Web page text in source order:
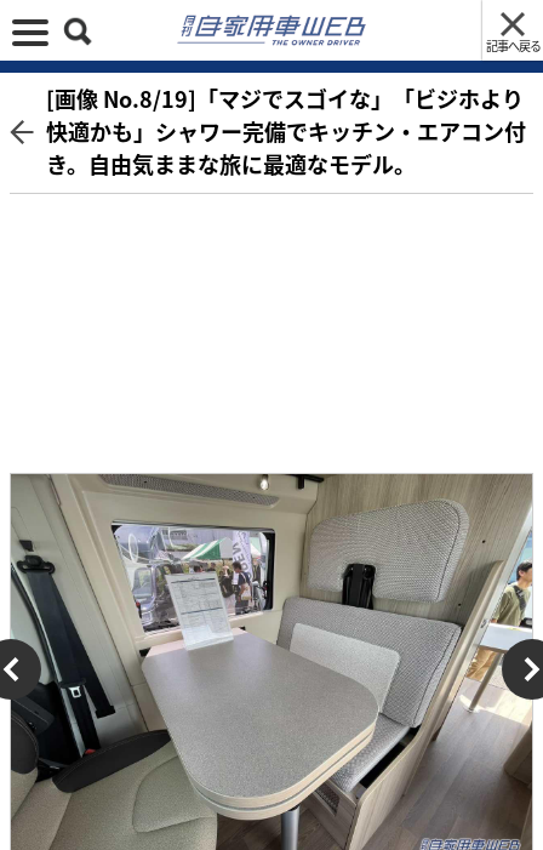
記事へ戻る
[画像 No.8/19]「マジでスゴイな」「ビジホより
快適かも」シャワー完備でキッチン・エアコン付
き。自由気ままな旅に最適なモデル。